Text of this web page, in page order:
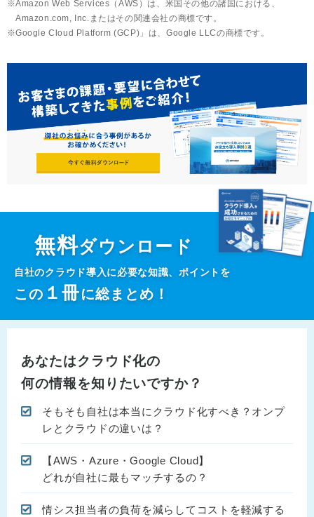
Amazon Web Services（AWS）は、米国その他の諸国における、
Amazon.com, Inc.またはその関連会社の商標です。
Google Cloud Platform (GCP)」は、Google LLCの商標です。
無料ダウンロード
自社のクラウド導入に必要な知識、ポイントを
この １冊に総まとめ！
あなたはクラウド化の
何の情報を知りたいですか？
そもそも自社は本当にクラウド化すべき？オンプ
レとクラウドの違いは？
【AWS・Azure・Google Cloud】
どれが自社に最もマッチするの？
情シス担当者の負荷を減らしてコストを軽減する